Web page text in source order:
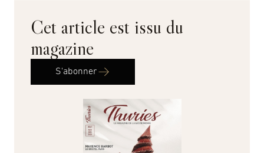
Cet article est issu du
magazine
S'abonner